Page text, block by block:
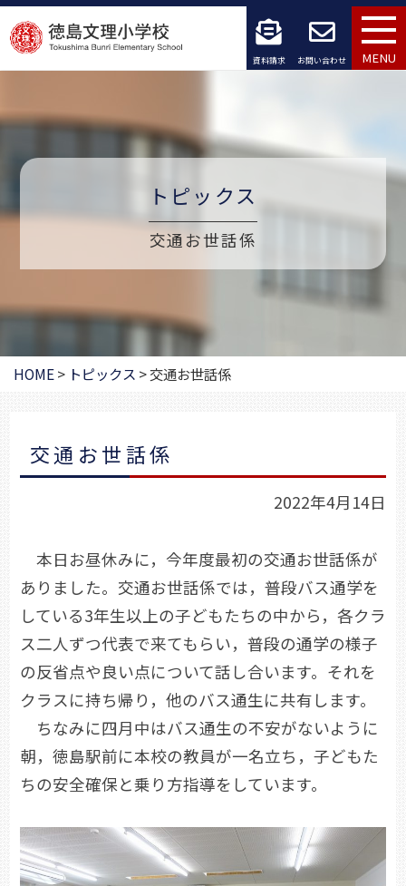
コ
ン
ン
ス
ッ
資料請求 お問い合わせ MENU
トピックス
交通お世話係
HOME> トピックス >交通お世話係
交通お世話係
2022年4月14日
本日お昼休みに，今年度最初の交通お世話係が
ありました。交通お世話係では，普段バス通学を
している3年生以上の子どもたちの中から，各クラ
ス二人ずつ代表で来てもらい，普段の通学の様子
の反省点や良い点について話し合います。それを
クラスに持ち帰り，他のバス通生に共有します。
ちなみに四月中はバス通生の不安がないように
朝，徳島駅前に本校の教員が一名立ち，子どもた
ちの安全確保と乗り方指導をしています。